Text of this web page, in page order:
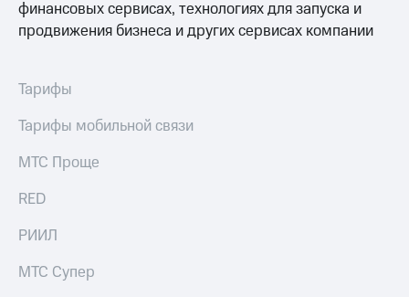
финансовых сервисах, технологиях для запуска и
продвижения бизнеса и других сервисах компании
Тарифы
Тарифы мобильной связи
МТС Проще
RED
РИИЛ
МТС Супер